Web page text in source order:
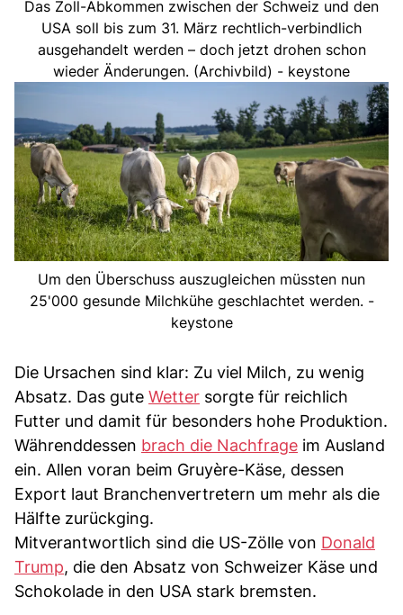
Das Zoll-Abkommen zwischen der Schweiz und den
USA soll bis zum 31. März rechtlich-verbindlich
ausgehandelt werden – doch jetzt drohen schon
wieder Änderungen. (Archivbild) - keystone
Um den Überschuss auszugleichen müssten nun
25'000 gesunde Milchkühe geschlachtet werden. -
keystone
Die Ursachen sind klar: Zu viel Milch, zu wenig
Absatz. Das gute Wetter sorgte für reichlich
Futter und damit für besonders hohe Produktion.
Währenddessen brach die Nachfrage im Ausland
ein. Allen voran beim Gruyère-Käse, dessen
Export laut Branchenvertretern um mehr als die
Hälfte zurückging.
Mitverantwortlich sind die US-Zölle von Donald
Trump, die den Absatz von Schweizer Käse und
Schokolade in den USA stark bremsten.